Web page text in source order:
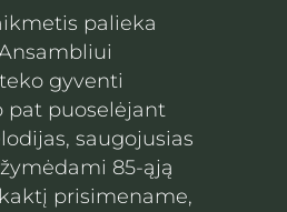
palieka
gyventi
pat puoselėjant
saugojusias
85-ąją
prisimename,